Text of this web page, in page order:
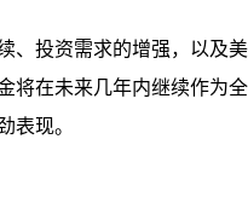
、投资需求的增强，以及美
将在未来几年内继续作为全
表现。